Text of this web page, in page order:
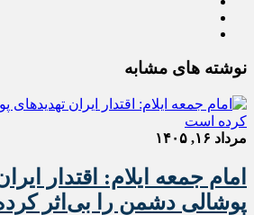
نوشته های مشابه
مرداد ۱۶, ۱۴۰۵
امام جمعه ایلام: اقتدار
پوشالی دشمن را بی‌اثر